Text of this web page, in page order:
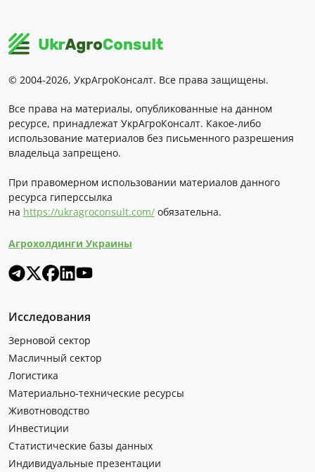
© 2004-2026, УкрАгроКонсалт. Все права защищены.
Все права на материалы, опубликованные на данном
ресурсе, принадлежат УкрАгроКонсалт. Какое-либо
использование материалов без письменного разрешения
владельца запрещено.
При правомерном использовании материалов данного
ресурса гиперссылка
на https://ukragroconsult.com/ обязательна.
Агрохолдинги Украины
Исследования
Зерновой сектор
Масличный сектор
Логистика
Материально-технические ресурсы
Животноводство
Инвестиции
Статистические базы данных
Индивидуальные презентации